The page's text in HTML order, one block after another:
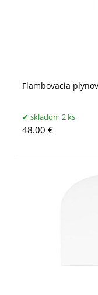
Flambovacia
skladom 2 ks
48.00 €